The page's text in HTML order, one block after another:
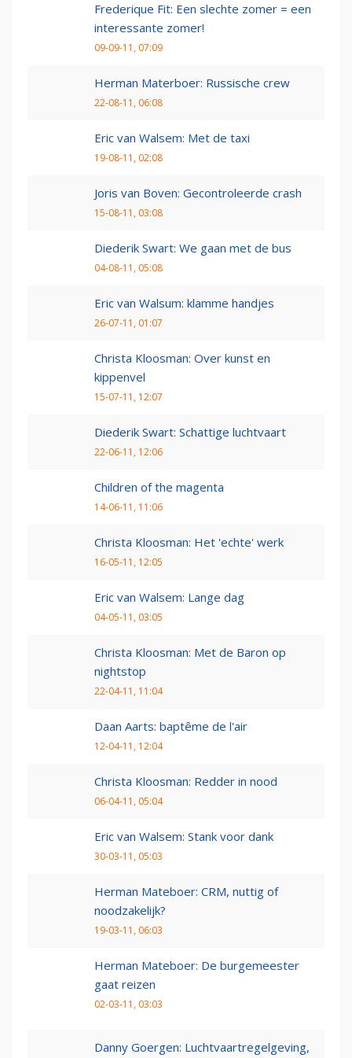
Frederique Fit: Een slechte zomer = een
interessante zomer!
09-09-11, 07:09
Herman Materboer: Russische crew
22-08-11, 06:08
Eric van Walsem: Met de taxi
19-08-11, 02:08
Joris van Boven: Gecontroleerde crash
15-08-11, 03:08
Diederik Swart: We gaan met de bus
04-08-11, 05:08
Eric van Walsum: klamme handjes
26-07-11, 01:07
Christa Kloosman: Over kunst en
kippenvel
15-07-11, 12:07
Diederik Swart: Schattige luchtvaart
22-06-11, 12:06
Children of the magenta
14-06-11, 11:06
Christa Kloosman: Het 'echte' werk
16-05-11, 12:05
Eric van Walsem: Lange dag
04-05-11, 03:05
Christa Kloosman: Met de Baron op
nightstop
22-04-11, 11:04
Daan Aarts: baptême de l'air
12-04-11, 12:04
Christa Kloosman: Redder in nood
06-04-11, 05:04
Eric van Walsem: Stank voor dank
30-03-11, 05:03
Herman Mateboer: CRM, nuttig of
noodzakelijk?
19-03-11, 06:03
Herman Mateboer: De burgemeester
gaat reizen
02-03-11, 03:03
Danny Goergen: Luchtvaartregelgeving,